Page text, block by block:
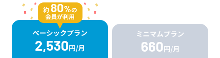
ベーシックプラン
2,530円/月
約 80%の
会員が利用
ミニマムプラン
660円/月